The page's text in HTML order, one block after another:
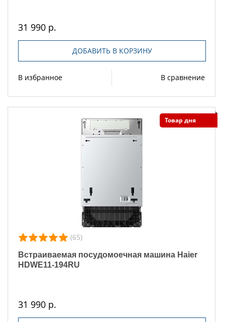
31 990 р.
ДОБАВИТЬ В КОРЗИНУ
В избранное В сравнение
Товар дня
(65)
Встраиваемая посудомоечная машина Haier
HDWE11-194RU
31 990 р.